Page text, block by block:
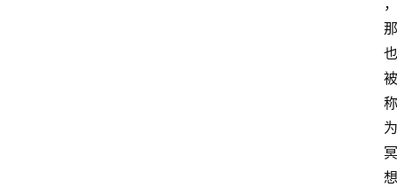
，
那
也
被
称
为
冥
想